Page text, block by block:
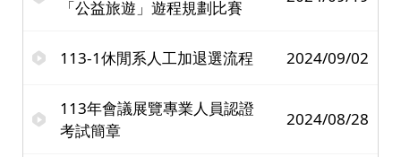
「公益旅遊」遊程規劃比賽
113-1休閒系人工加退選流程 2024/09/02
113年會議展覽專業人員認證
考試簡章
2024/08/28